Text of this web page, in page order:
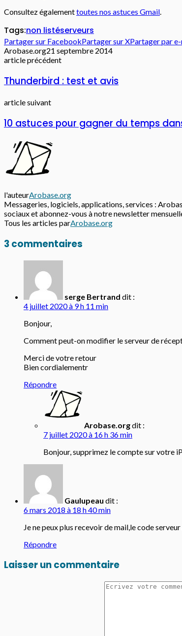
Consultez égalementtoutes nos astuces Gmail.
Tags:non listéserveurs
Partager sur FacebookPartager sur XPartager par
Arobase.org21 septembre 2014
article précédent
Thunderbird : test et avis
article suivant
10 astuces pour gagner du temps
l'auteurArobase.org
Messageries, logiciels, applications, services :
sociaux et abonnez-vous à notre newsletter
Tous les articles parArobase.org
3 commentaires
serge Bertrand dit :
4 juillet 2020 à 9 h 11 min
Bonjour,
Comment peut-on modifier le serveur de
Merci de votre retour
Bien cordialementr
Répondre
Arobase.orgdit :
7 juillet 2020 à 16 h 36 min
Bonjour, supprimez le compte sur votre
Gaulupeau dit :
6 mars 2018 à 18 h 40 min
Je ne peux plus recevoir de mail,le code serveur
Répondre
Laisser un commentaire